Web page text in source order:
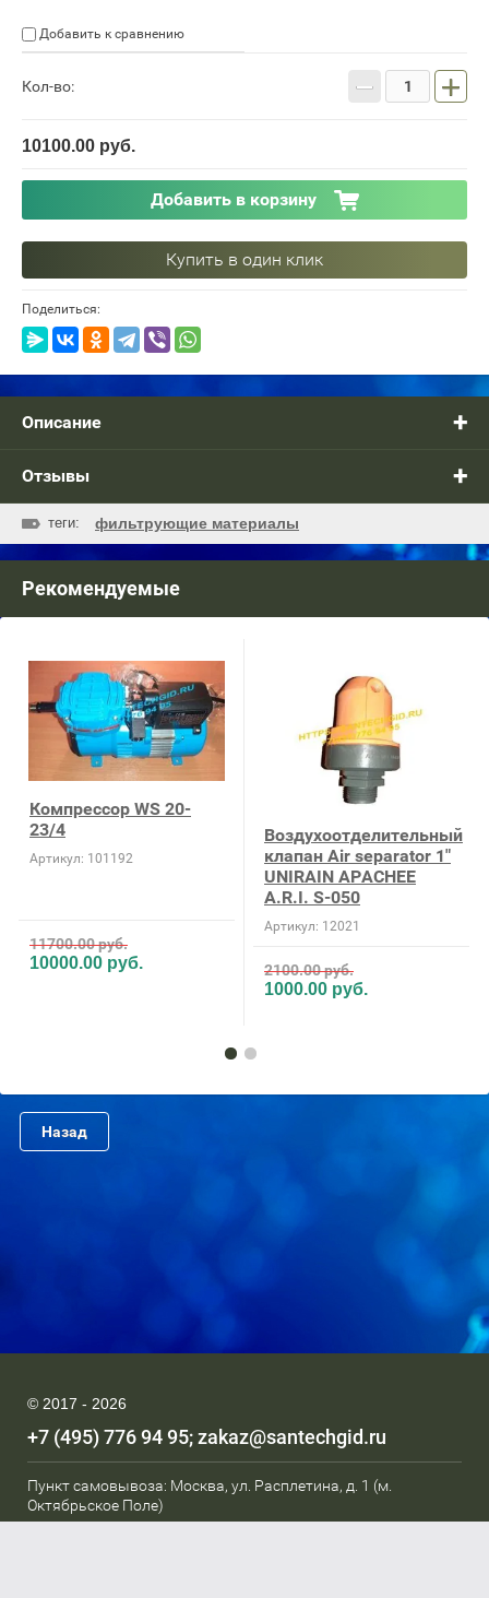
Добавить к сравнению
Кол-во: − +
10100.00 руб.
Добавить в корзину
Купить в один клик
Поделиться:
Описание
Отзывы
теги: фильтрующие материалы
Рекомендуемые
Компрессор WS 20-
23/4
Артикул: 101192
11700.00руб.
10000.00 руб.
Воздухоотделительный
клапан Air separator 1"
UNIRAIN APACHEE
A.R.I. S-050
Артикул: 12021
2100.00руб.
1000.00 руб.
Назад
© 2017 - 2026
+7 (495) 776 94 95 zakaz@santechgid.ru
Пункт самовывоза: Москва, ул. Расплетина, д. 1 (м.
Октябрьское Поле)